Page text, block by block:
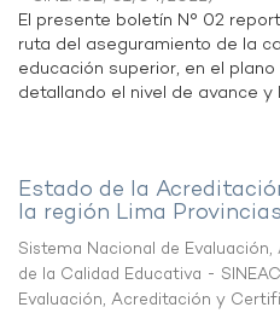
El presente boletín N° 02
ruta del aseguramiento de la
educación superior, en el
detallando el nivel de avance y
Estado de la
la región Lima Provincias
Sistema Nacional de
de la Calidad Educativa -
Evaluación, Acreditación y